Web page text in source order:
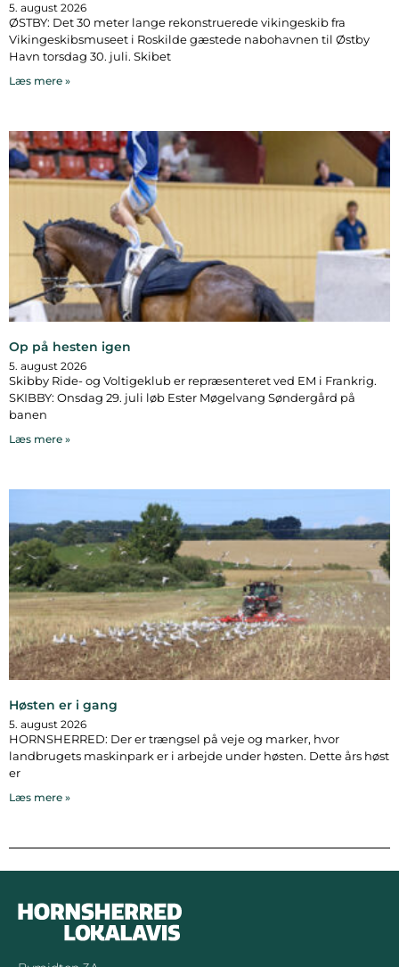
5. august 2026
ØSTBY: Det 30 meter lange rekonstruerede vikingeskib fra
Vikingeskibsmuseet i Roskilde gæstede nabohavnen til Østby
Havn torsdag 30. juli. Skibet
Læs mere »
Op på hesten igen
5. august 2026
Skibby Ride- og Voltigeklub er repræsenteret ved EM i Frankrig.
SKIBBY: Onsdag 29. juli løb Ester Møgelvang Søndergård på
banen
Læs mere »
Høsten er i gang
5. august 2026
HORNSHERRED: Der er trængsel på veje og marker, hvor
landbrugets maskinpark er i arbejde under høsten. Dette års høst
er
Læs mere »